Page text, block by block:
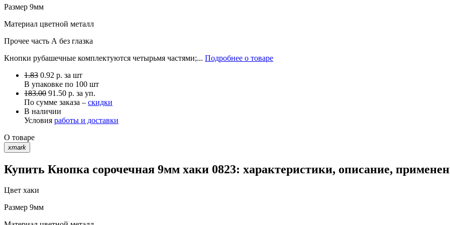
Размер 9мм
Материал цветной металл
Прочее часть А без глазка
Кнопки рубашечные комплектуются четырьмя частями;... Подробнее о товаре
1.83 0.92 р. за шт
В упаковке по 100 шт
183.00 91.50 р. за уп.
По сумме заказа – скидки
В наличии
Условия работы и доставки
О товаре
xmark
Купить Кнопка сорочечная 9мм хаки 0823: характеристики, описание,
Цвет хаки
Размер 9мм